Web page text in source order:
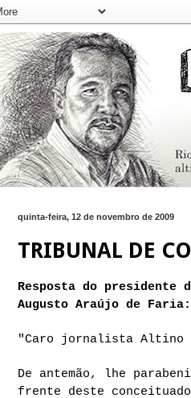
quinta-feira, 12 de novembro de 2009
TRIBUNAL DE
Resposta do presidente
Augusto Araújo de Faria:
"Caro jornalista Altino
De antemão, lhe
frente deste